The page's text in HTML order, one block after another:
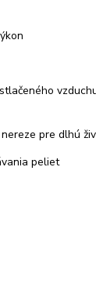
pre dlhú
peliet